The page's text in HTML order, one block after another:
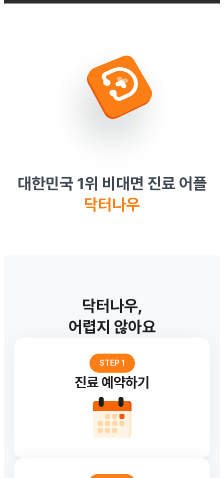
대한민국 1위 비대면 진료 어플
닥터나우
닥터나우,
어렵지 않아요
STEP 1
진료 예약하기